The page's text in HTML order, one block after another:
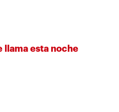
llama esta noche